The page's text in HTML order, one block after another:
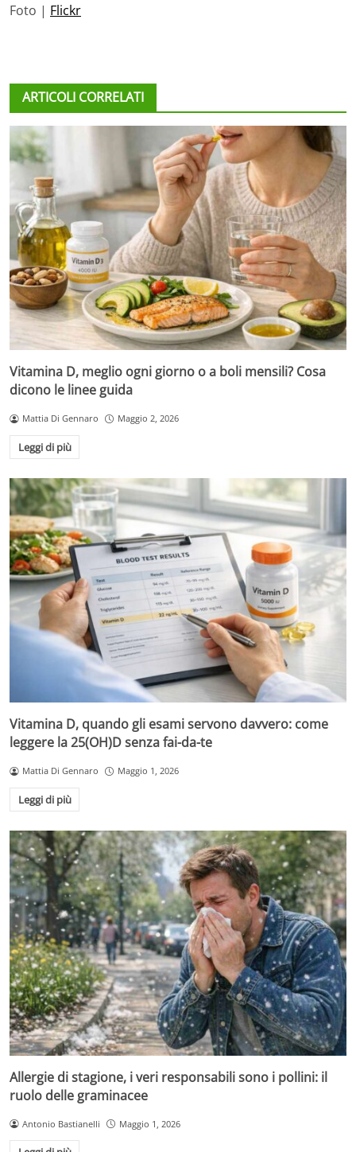
Foto | Flickr
ARTICOLI CORRELATI
Vitamina D, meglio ogni giorno o a boli mensili? Cosa
dicono le linee guida
Mattia Di Gennaro Maggio 2, 2026
Leggi di più
Vitamina D, quando gli esami servono davvero: come
leggere la 25(OH)D senza fai-da-te
Mattia Di Gennaro Maggio 1, 2026
Leggi di più
Allergie di stagione, i veri responsabili sono i pollini: il
ruolo delle graminacee
Antonio Bastianelli Maggio 1, 2026